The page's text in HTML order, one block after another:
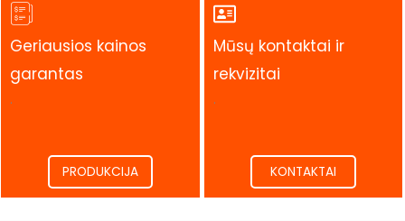
Geriausios kainos
garantas
.
PRODUKCIJA
Mūsų kontaktai ir
rekvizitai
.
KONTAKTAI